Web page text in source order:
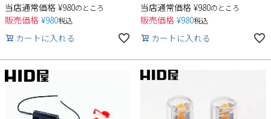
当店通常価格 ¥980のところ
販売価格 ¥980税込
カートに入れる
当店通常価格 ¥980のところ
販売価格 ¥980税込
カートに入れる